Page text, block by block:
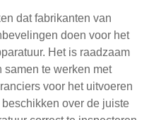
dat fabrikanten van
doen voor het
Het is raadzaam
te werken met
voor het uitvoeren
over de juiste